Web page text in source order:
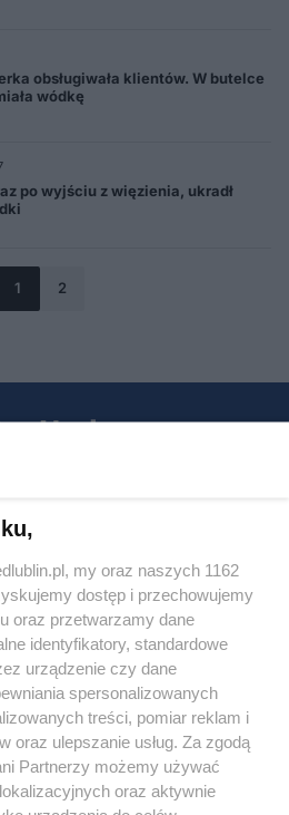
obsługiwała klientów. W butelce
wódkę
po wyjściu z więzienia, ukradł
1 2
z treści
my oraz naszych 1162
dostęp i przechowujemy
oraz przetwarzamy dane
identyfikatory, standardowe
urządzenie czy dane
spersonalizowanych
treści, pomiar reklam i
oraz ulepszanie usług. Za zgodą
Partnerzy możemy używać
oraz aktywnie